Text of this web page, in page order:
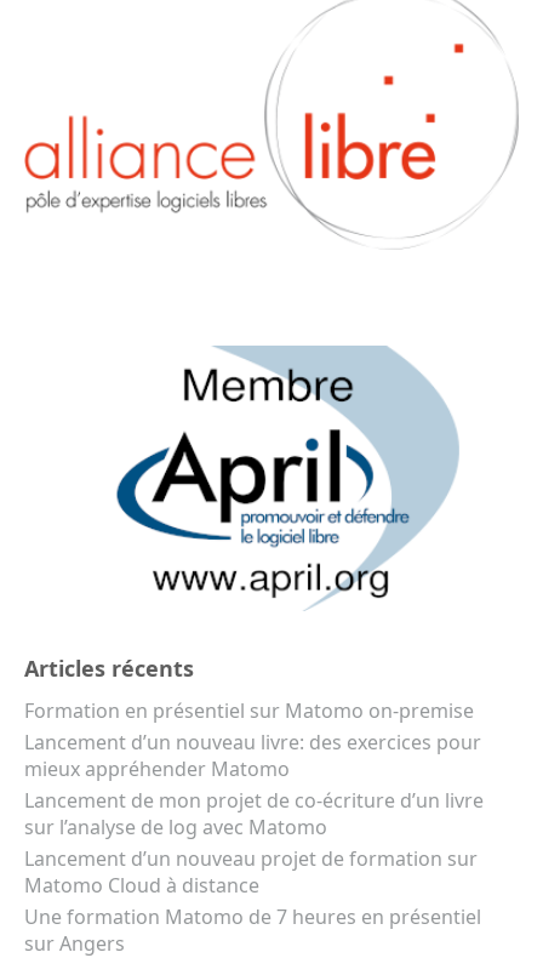
Articles récents
Formation en présentiel sur Matomo on-premise
Lancement d’un nouveau livre: des exercices pour
mieux appréhender Matomo
Lancement de mon projet de co-écriture d’un livre
sur l’analyse de log avec Matomo
Lancement d’un nouveau projet de formation sur
Matomo Cloud à distance
Une formation Matomo de 7 heures en présentiel
sur Angers